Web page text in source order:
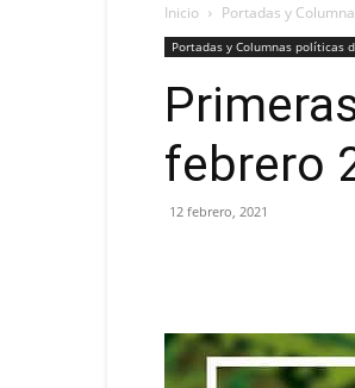
Inicio Portadas y
Portadas y Columnas políticas
febrero
12 febrero, 2021